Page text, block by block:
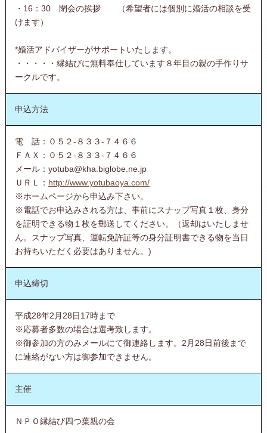
・16：30 閉会の挨拶 （希望者には個別に婚活の相談を受
けます）
*婚活アドバイザーがサポートいたします。
・・・・・縁結びに無料奉仕しています８年目の親の手作りサ
ークルです。
申込方法
電 話：０５２-８３３-７４６６
ＦＡＸ：０５２-８３３-７４６６
メール：yotuba@kha.biglobe.ne.jp
ＵＲＬ： http://www.yotubaoya.com/
※ホームページから申込み下さい。
※電話でお申込みされる方は、事前にスナップ写真１枚、身分
を証明できる物１枚を郵送してください。（返却はいたしませ
ん。スナップ写真、運転免許証等の身分証明書できる物を当日
お持ちいただく必要はありません。)
申込締切
平成28年2月28日17時まで
※応募者多数の場合は選考致します。
※御参加の方のみメールにて御連絡します。2月28日前後まで
に連絡がない方は御参加できません。
主催
ＮＰＯ縁結び四つ葉親の会